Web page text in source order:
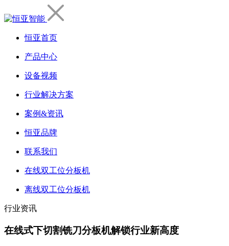
恒亚首页
产品中心
设备视频
行业解决方案
案例&资讯
恒亚品牌
联系我们
在线双工位分板机
离线双工位分板机
行业资讯
在线式下切割铣刀分板机解锁行业新高度